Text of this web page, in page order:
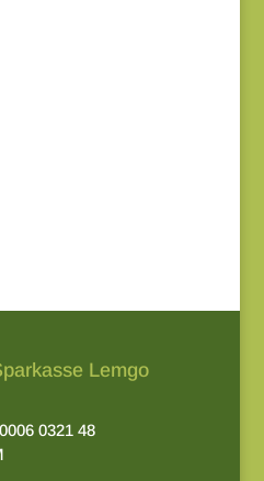
Lemgo
0321 48